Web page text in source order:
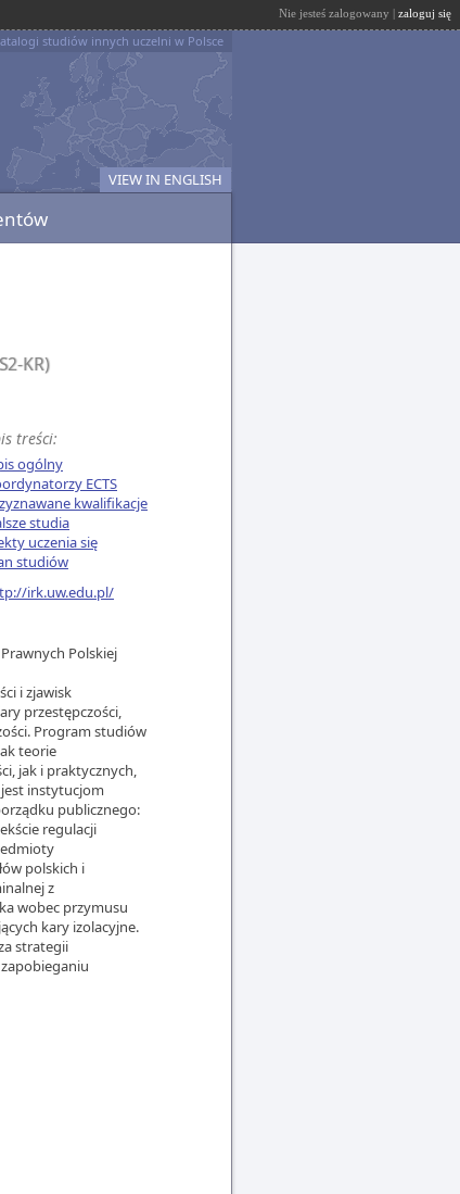
Nie jesteś zalogowany | zaloguj się
studiów innych uczelni w Polsce
VIEW IN ENGLISH
KR)
treści:
ogólny
ECTS
kwalifikacje
studia
uczenia się
studiów
irk.uw.edu.pl/
Polskiej
i zjawisk
przestępczości,
Program studiów
teorie
jak i praktycznych,
instytucjom
publicznego:
regulacji
polskich i
z
wobec przymusu
kary izolacyjne.
strategii